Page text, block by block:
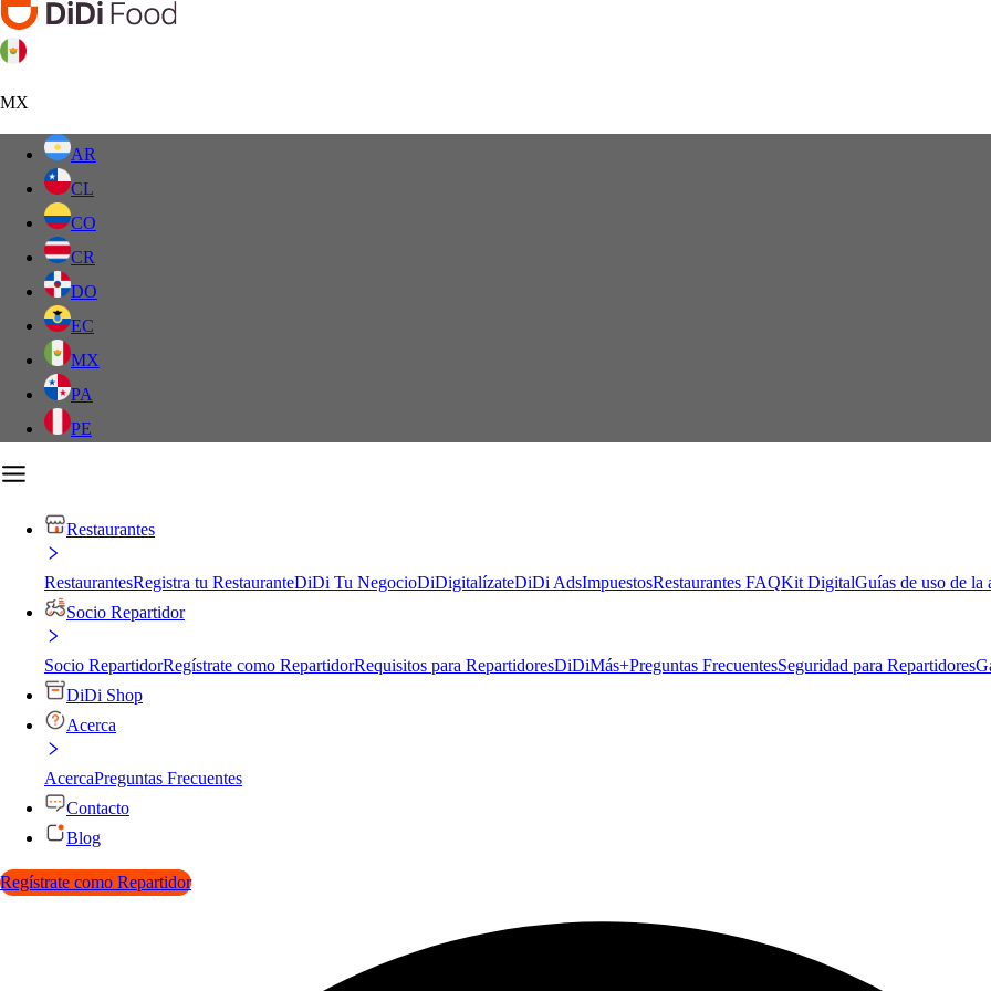
MX
AR
CL
CO
CR
DO
EC
MX
PA
PE
Restaurantes
RestaurantesRegistra tu RestauranteDiDi Tu NegocioDiDigitalízateDiDi AdsImpuestosRestaurantes FAQKit DigitalGuías de uso de la
Socio Repartidor
Socio RepartidorRegístrate como RepartidorRequisitos para RepartidoresDiDiMás+Preguntas FrecuentesSeguridad para Repartidores
DiDi Shop
Acerca
AcercaPreguntas Frecuentes
Contacto
Blog
Regístrate como Repartidor